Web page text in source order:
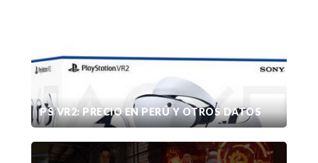
PS VR2: PRECIO EN PERÚ Y OTROS DATOS